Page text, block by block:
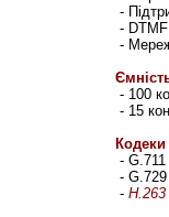
-
-
-
- 100
- 15
Кодеки
-
- G.729
- H.263